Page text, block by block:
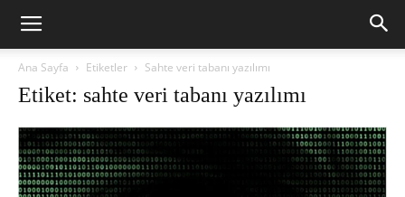
Ana Sayfa Etiketler Sahte veri tabanı yazılımı
Etiket: sahte veri tabanı yazılımı